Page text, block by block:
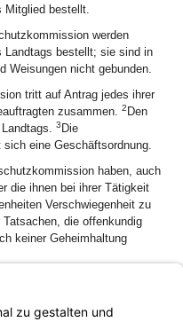
Mitglied bestellt.
werden
Landtags bestellt; sie sind in
Weisungen nicht gebunden.
tritt auf Antrag jedes ihrer
zusammen. 2 Den
3 Die
eine Geschäftsordnung.
haben, auch
die ihnen bei ihrer Tätigkeit
Verschwiegenheit zu
die offenkundig
keiner Geheimhaltung
erhalten vom
nach den
Reisekostengesetzes wie